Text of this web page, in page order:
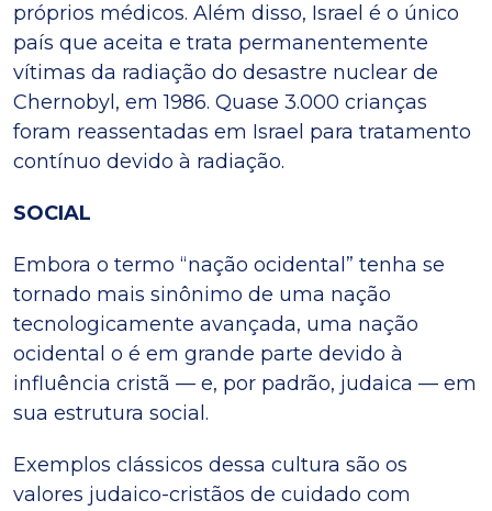
próprios médicos. Além disso, Israel é o único
país que aceita e trata permanentemente
vítimas da radiação do desastre nuclear de
Chernobyl, em 1986. Quase 3.000 crianças
foram reassentadas em Israel para tratamento
contínuo devido à radiação.
SOCIAL
Embora o termo “nação ocidental” tenha se
tornado mais sinônimo de uma nação
tecnologicamente avançada, uma nação
ocidental o é em grande parte devido à
influência cristã — e, por padrão, judaica — em
sua estrutura social.
Exemplos clássicos dessa cultura são os
valores judaico-cristãos de cuidado com